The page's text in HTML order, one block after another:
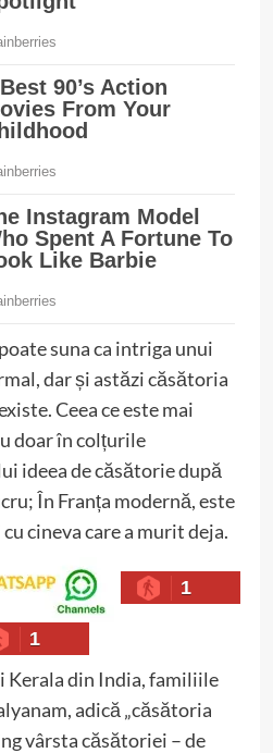
suna ca intriga unui
dar și astăzi căsătoria
Ceea ce este mai
doar în colțurile
ideea de căsătorie după
În Franța modernă, este
cineva care a murit deja.
1
1
Kerala din India, familiile
adică „căsătoria
vârsta căsătoriei – de